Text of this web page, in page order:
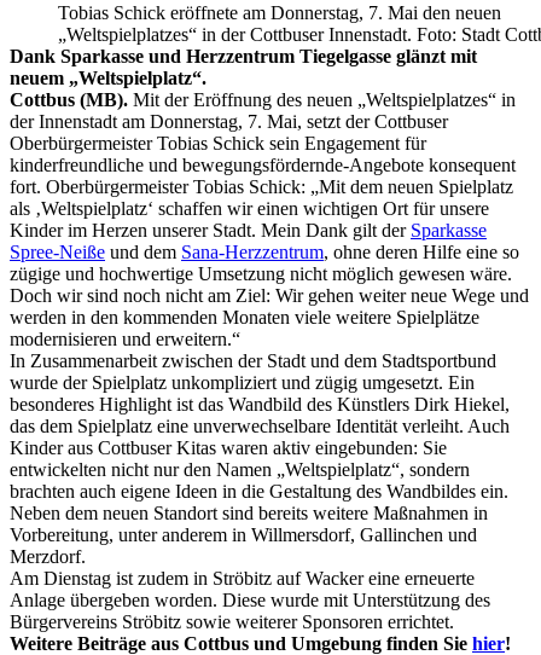
Tobias Schick eröffnete am Donnerstag, 7. Mai den neuen
„Weltspielplatzes“ in der Cottbuser Innenstadt. Foto: Stadt
Dank Sparkasse und Herzzentrum Tiegelgasse glänzt mit
neuem „Weltspielplatz“.
Cottbus (MB). Mit der Eröffnung des neuen „Weltspielplatzes“ in
der Innenstadt am Donnerstag, 7. Mai, setzt der Cottbuser
Oberbürgermeister Tobias Schick sein Engagement für
kinderfreundliche und bewegungsfördernde-Angebote konsequent
fort. Oberbürgermeister Tobias Schick: „Mit dem neuen Spielplatz
als ‚Weltspielplatz‘ schaffen wir einen wichtigen Ort für unsere
Kinder im Herzen unserer Stadt. Mein Dank gilt der Sparkasse
Spree-Neiße und dem Sana-Herzzentrum, ohne deren Hilfe eine so
zügige und hochwertige Umsetzung nicht möglich gewesen wäre.
Doch wir sind noch nicht am Ziel: Wir gehen weiter neue Wege und
werden in den kommenden Monaten viele weitere Spielplätze
modernisieren und erweitern.“
In Zusammenarbeit zwischen der Stadt und dem Stadtsportbund
wurde der Spielplatz unkompliziert und zügig umgesetzt. Ein
besonderes Highlight ist das Wandbild des Künstlers Dirk Hiekel,
das dem Spielplatz eine unverwechselbare Identität verleiht. Auch
Kinder aus Cottbuser Kitas waren aktiv eingebunden: Sie
entwickelten nicht nur den Namen „Weltspielplatz“, sondern
brachten auch eigene Ideen in die Gestaltung des Wandbildes ein.
Neben dem neuen Standort sind bereits weitere Maßnahmen in
Vorbereitung, unter anderem in Willmersdorf, Gallinchen und
Merzdorf.
Am Dienstag ist zudem in Ströbitz auf Wacker eine erneuerte
Anlage übergeben worden. Diese wurde mit Unterstützung des
Bürgervereins Ströbitz sowie weiterer Sponsoren errichtet.
Weitere Beiträge aus Cottbus und Umgebung finden Sie hier!